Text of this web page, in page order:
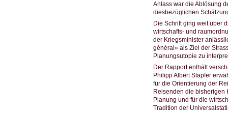
Anlass war die Ablösung
diesbezüglichen
Die Schrift ging weit über
wirtschafts- und
der Kriegsminister
général» als Ziel der
Planungsutopie zu
Der Rapport enthält
Philipp Albert Stapfer
für die Orientierung der
Reisenden die bisherigen
Planung und für die
Tradition der